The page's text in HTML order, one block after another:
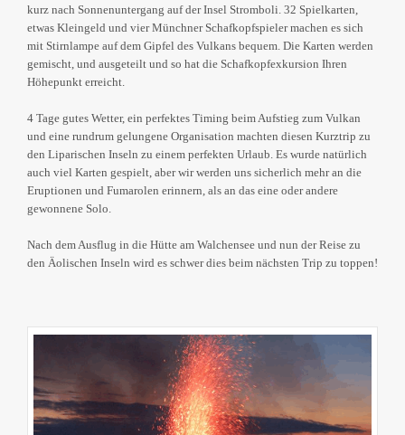
kurz nach Sonnenuntergang auf der Insel Stromboli. 32 Spielkarten,
etwas Kleingeld und vier Münchner Schafkopfspieler machen es sich
mit Stirnlampe auf dem Gipfel des Vulkans bequem. Die Karten werden
gemischt, und ausgeteilt und so hat die Schafkopfexkursion Ihren
Höhepunkt erreicht.
4 Tage gutes Wetter, ein perfektes Timing beim Aufstieg zum Vulkan
und eine rundrum gelungene Organisation machten diesen Kurztrip zu
den Liparischen Inseln zu einem perfekten Urlaub. Es wurde natürlich
auch viel Karten gespielt, aber wir werden uns sicherlich mehr an die
Eruptionen und Fumarolen erinnern, als an das eine oder andere
gewonnene Solo.
Nach dem Ausflug in die Hütte am Walchensee und nun der Reise zu
den Äolischen Inseln wird es schwer dies beim nächsten Trip zu toppen!